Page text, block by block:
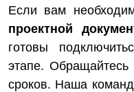
Если вам
проектной
готовы
этапе. Обращайтесь
сроков. Наша